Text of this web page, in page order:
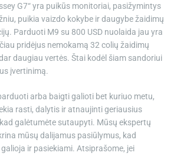
G7“ yra puikūs monitoriai, pasižymintys
puikia vaizdo kokybe ir daugybe žaidimų
Parduoti M9 su 800 USD nuolaida jau yra
pridėjus nemokamą 32 colių žaidimų
daugiau vertės. Štai kodėl šiam sandoriui
įvertinimą.
arba baigti galioti bet kuriuo metu,
rasti, dalytis ir atnaujinti geriausius
galėtumėte sutaupyti. Mūsų ekspertų
mūsų dalijamus pasiūlymus, kad
ir pasiekiami. Atsiprašome, jei